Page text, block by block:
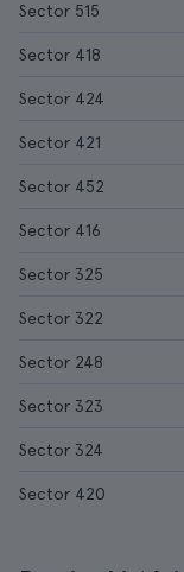
Sector 515
Sector 418
Sector 424
Sector 421
Sector 452
Sector 416
Sector 325
Sector 322
Sector 248
Sector 323
Sector 324
Sector 420